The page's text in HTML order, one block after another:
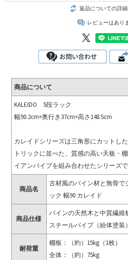
返品についての詳
レビューはあり
商品について
KALEIDO 5段ラック
幅90.2cm×奥行き37cm×高さ148.5cm
カレイドシリーズは三角形にカットし
トリックに並べた、質感の高い天板・
イアンパイプを組み合わせたシリーズで
商品名
古材風のパイン材と無骨で
ック 幅90 カレイド
商品仕様
パインの天然木と中質繊維
スチールパイプ（紛体塗装）
耐荷重
棚板：（約）15kg（1枚）
全体：（約）75kg